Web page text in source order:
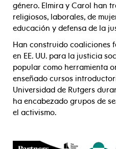
género. Elmira y Carol han
religiosos, laborales, de
educación y defensa de la
Han construido coaliciones
en EE. UU. para la justicia
popular como herramienta
enseñado cursos
Universidad de Rutgers
ha encabezado grupos de
el activismo.